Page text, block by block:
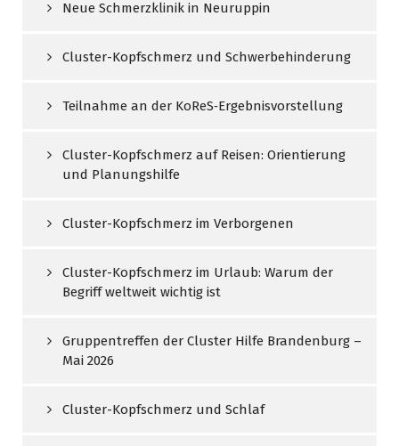
Neue Schmerzklinik in Neuruppin
Cluster-Kopfschmerz und Schwerbehinderung
Teilnahme an der KoReS‑Ergebnisvorstellung
Cluster-Kopfschmerz auf Reisen: Orientierung
und Planungshilfe
Cluster-Kopfschmerz im Verborgenen
Cluster-Kopfschmerz im Urlaub: Warum der
Begriff weltweit wichtig ist
Gruppentreffen der Cluster Hilfe Brandenburg –
Mai 2026
Cluster-Kopfschmerz und Schlaf